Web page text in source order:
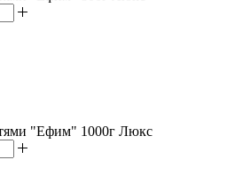
"Ефим" 1000г Люкс